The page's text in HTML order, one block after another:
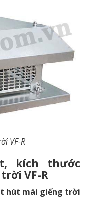
VF-R
kích thước
VF-R
hút mái giếng trời